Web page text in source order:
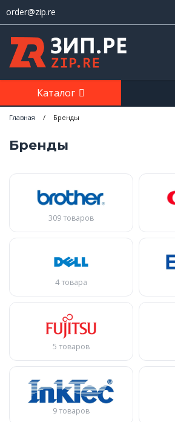
order@zip.re
Каталог
Главная / Бренды
Бренды
309 товаров
4 товара
5 товаров
9 товаров